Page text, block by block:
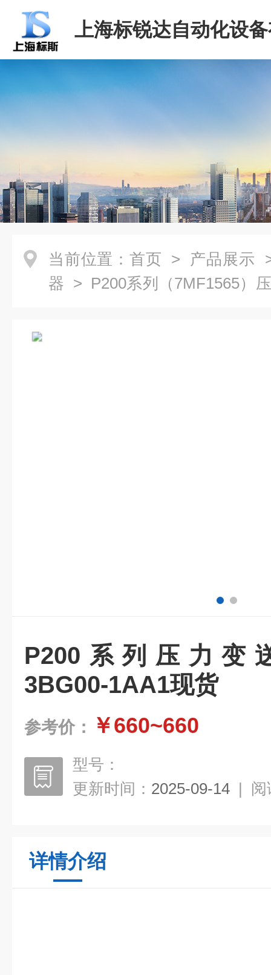
上海标锐达自动化设
司
当前位置： 首页 > 产品展示
器 > P200系列（7MF1565）
P200系列压力变
3BG00-1AA1现货
参考价： ￥660~660
型号：
更新时间： 2025-09-14 | 阅
详情介绍